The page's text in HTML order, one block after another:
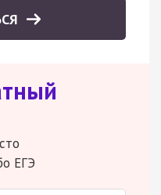
ЕГЭ